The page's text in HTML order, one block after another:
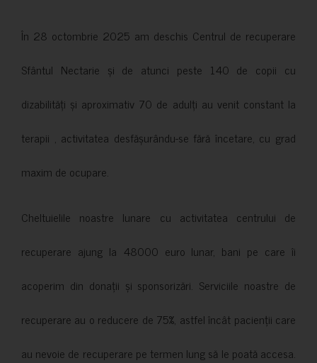
În 28 octombrie 2025 am deschis Centrul de recuperare
Sfântul Nectarie și de atunci peste 140 de copii cu
dizabilități și aproximativ 70 de adulți au venit constant la
terapii , activitatea desfășurându-se fără încetare, cu grad
maxim de ocupare.
Cheltuielile noastre lunare cu activitatea centrului de
recuperare ajung la 48000 euro lunar, bani pe care îi
acoperim din donații și sponsorizări. Serviciile noastre de
recuperare au o reducere de 75%, astfel încât pacienții care
au nevoie de recuperare pe termen lung să le poată accesa.